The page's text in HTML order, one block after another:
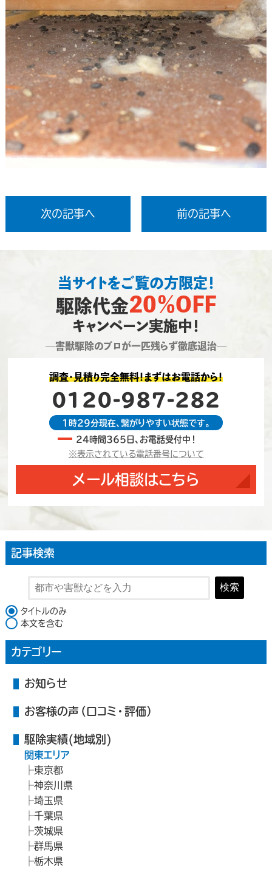
次の記事へ 前の記事へ
当サイトをご覧の方限定！
駆除代金20％OFF
キャンペーン実施中！
―害獣駆除のプロが一匹残らず徹底退治―
調査・見積り完全無料！まずはお電話から！
0120-987-282
1時29分現在、繋がりやすい状態です。
24時間365日、お電話受付中！
※表示されている電話番号について
メール相談はこちら
記事検索
検索
検索対象
タイトルのみ
本文を含む
カテゴリー
お知らせ
お客様の声（口コミ・評価）
駆除実績(地域別)
関東エリア
東京都
神奈川県
埼玉県
千葉県
茨城県
群馬県
栃木県